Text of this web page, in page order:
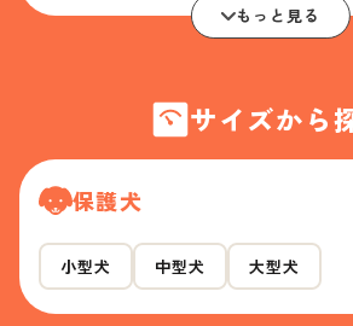
もっと見る
サイズから
保護犬
小型犬 中型犬 大型犬